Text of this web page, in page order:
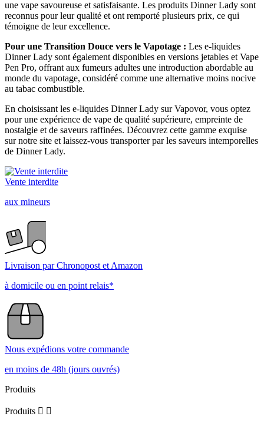
une vape savoureuse et satisfaisante. Les produits Dinner Lady sont
reconnus pour leur qualité et ont remporté plusieurs prix, ce qui
témoigne de leur excellence.
Pour une Transition Douce vers le Vapotage : Les e-liquides
Dinner Lady sont également disponibles en versions jetables et Vape
Pen Pro, offrant aux fumeurs adultes une introduction abordable au
monde du vapotage, considéré comme une alternative moins nocive
au tabac combustible.
En choisissant les e-liquides Dinner Lady sur Vapovor, vous optez
pour une expérience de vape de qualité supérieure, empreinte de
nostalgie et de saveurs raffinées. Découvrez cette gamme exquise
sur notre site et laissez-vous transporter par les saveurs intemporelles
de Dinner Lady.
Vente interdite
aux mineurs
Livraison par Chronopost et Amazon
à domicile ou en point relais*
Nous expédions votre commande
en moins de 48h (jours ouvrés)
Produits
Produits  